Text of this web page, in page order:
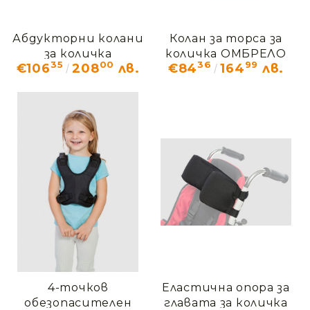
Абдукторни колани
за количка
ОМБРЕЛО ОМО_101
€10635 20800 лв.
Колан за торса за
количка ОМБРЕЛО
OMO_126
€8436 16499 лв.
4-точков
обезопасителен
Еластична опора за
главата за количка